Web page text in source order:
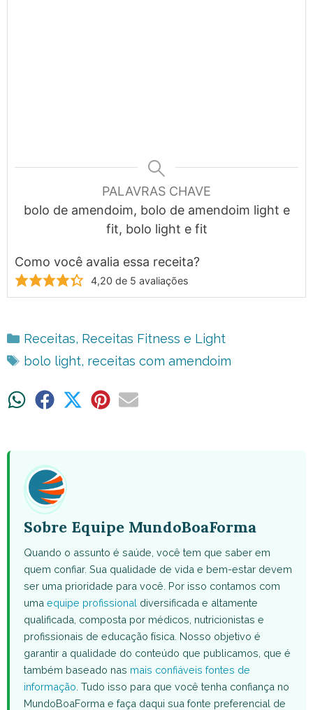
PALAVRAS CHAVE
bolo de amendoim, bolo de amendoim light e
fit, bolo light e fit
Como você avalia essa receita?
4,20 de 5 avaliações
Categorias
Receitas, Receitas Fitness e Light
Tags
bolo light, receitas com amendoim
ShareShare ShareShareShare
Sobre Equipe MundoBoaForma
Quando o assunto é saúde, você tem que saber em
quem confiar. Sua qualidade de vida e bem-estar devem
ser uma prioridade para você. Por isso contamos com
uma equipe profissional diversificada e altamente
qualificada, composta por médicos, nutricionistas e
profissionais de educação física. Nosso objetivo é
garantir a qualidade do conteúdo que publicamos, que é
também baseado nas mais confiáveis fontes de
informação . Tudo isso para que você tenha confiança no
MundoBoaForma e faça daqui sua fonte preferencial de